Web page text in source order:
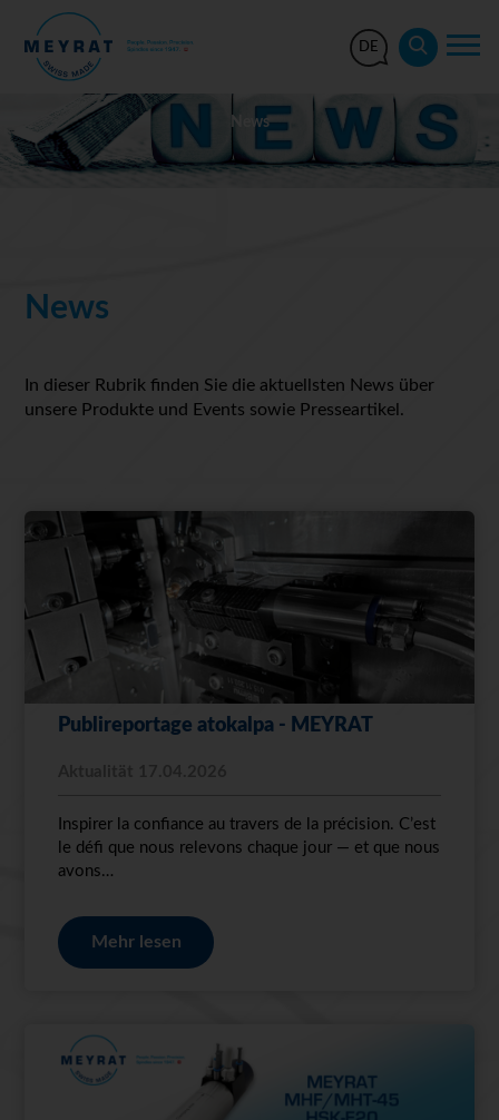
DE
News
News
In dieser Rubrik finden Sie die aktuellsten News über
unsere Produkte und Events sowie Presseartikel.
Publireportage atokalpa - MEYRAT
Inspirer la confiance au travers de la précision. C’est
le défi que nous relevons chaque jour — et que nous
avons…
Mehr lesen